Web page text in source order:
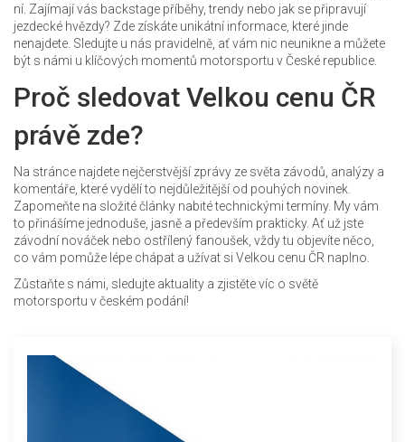
ní. Zajímají vás backstage příběhy, trendy nebo jak se připravují
jezdecké hvězdy? Zde získáte unikátní informace, které jinde
nenajdete. Sledujte u nás pravidelně, ať vám nic neunikne a můžete
být s námi u klíčových momentů motorsportu v České republice.
Proč sledovat Velkou cenu ČR
právě zde?
Na stránce najdete nejčerstvější zprávy ze světa závodů, analýzy a
komentáře, které vydělí to nejdůležitější od pouhých novinek.
Zapomeňte na složité články nabité technickými termíny. My vám
to přinášíme jednoduše, jasně a především prakticky. Ať už jste
závodní nováček nebo ostřílený fanoušek, vždy tu objevíte něco,
co vám pomůže lépe chápat a užívat si Velkou cenu ČR naplno.
Zůstaňte s námi, sledujte aktuality a zjistěte víc o světě
motorsportu v českém podání!